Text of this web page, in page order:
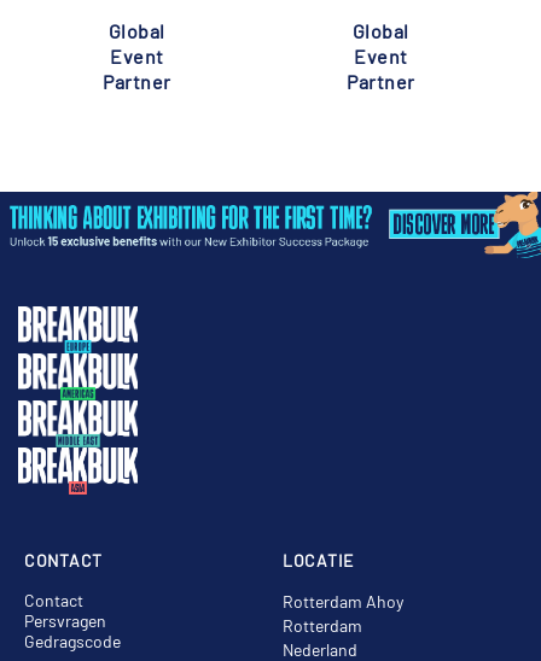
Global
Event
Partner
Global
Event
Partner
LOCATIE
Rotterdam Ahoy
Rotterdam
Nederland
CONTACT
Contact
Persvragen
Gedragscode